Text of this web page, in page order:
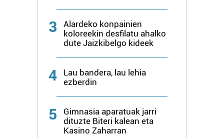
3
Alardeko konpainien
koloreekin desfilatu ahalko
dute Jaizkibelgo kideek
4
Lau bandera, lau lehia
ezberdin
5
Gimnasia aparatuak jarri
dituzte Biteri kalean eta
Kasino Zaharran